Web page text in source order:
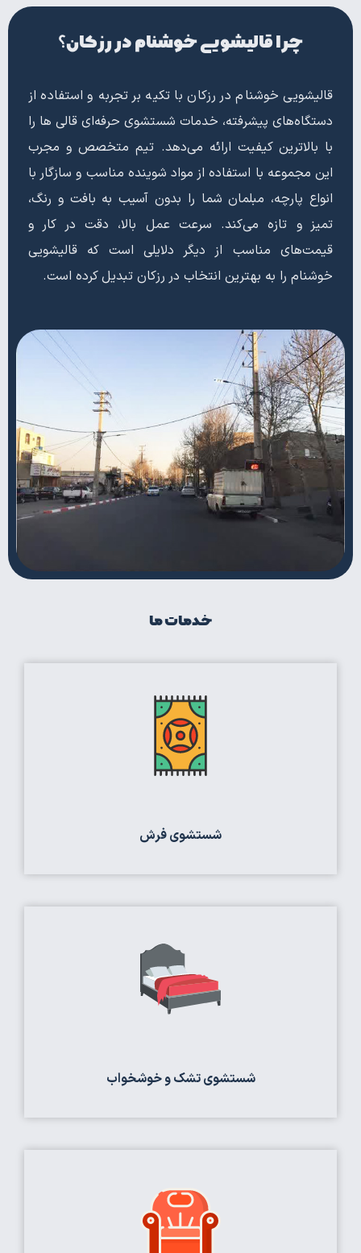
چرا قالیشویی خوشنام در رزکان؟
قالیشویی خوشنام در رزکان با تکیه بر تجربه و استفاده از
دستگاه‌های پیشرفته، خدمات شستشوی حرفه‌ای قالی ها را
با بالاترین کیفیت ارائه می‌دهد. تیم متخصص و مجرب
این مجموعه با استفاده از مواد شوینده مناسب و سازگار با
انواع پارچه، مبلمان شما را بدون آسیب به بافت و رنگ،
تمیز و تازه می‌کند. سرعت عمل بالا، دقت در کار و
قیمت‌های مناسب از دیگر دلایلی است که قالیشویی
خوشنام را به بهترین انتخاب در رزکان تبدیل کرده است.
خدمات ما
شستشوی فرش
شستشوی تشک و خوشخواب